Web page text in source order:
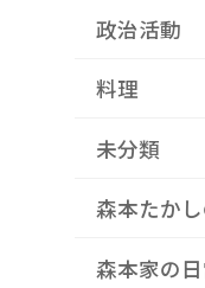
政治活動
料理
未分類
森本たか
森本家の